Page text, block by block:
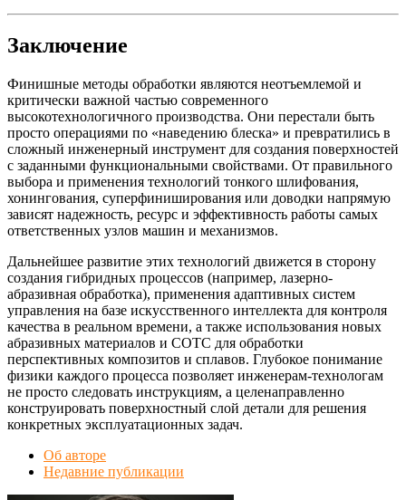
Заключение
Финишные методы обработки являются неотъемлемой и
критически важной частью современного
высокотехнологичного производства. Они перестали быть
просто операциями по «наведению блеска» и превратились в
сложный инженерный инструмент для создания поверхностей
с заданными функциональными свойствами. От правильного
выбора и применения технологий тонкого шлифования,
хонингования, суперфиниширования или доводки напрямую
зависят надежность, ресурс и эффективность работы самых
ответственных узлов машин и механизмов.
Дальнейшее развитие этих технологий движется в сторону
создания гибридных процессов (например, лазерно-
абразивная обработка), применения адаптивных систем
управления на базе искусственного интеллекта для контроля
качества в реальном времени, а также использования новых
абразивных материалов и СОТС для обработки
перспективных композитов и сплавов. Глубокое понимание
физики каждого процесса позволяет инженерам-технологам
не просто следовать инструкциям, а целенаправленно
конструировать поверхностный слой детали для решения
конкретных эксплуатационных задач.
Об авторе
Недавние публикации